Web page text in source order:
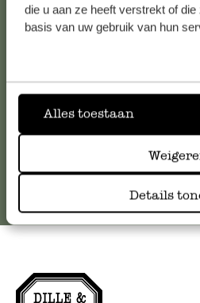
die u aan ze heeft verstrekt of
basis van uw gebruik van hun
Alles toestaan
Details
Falls Sie Fragen haben oder Tipps
Sie sich bitte an unseren
kundenservice@dille-
Online-Kundenservice